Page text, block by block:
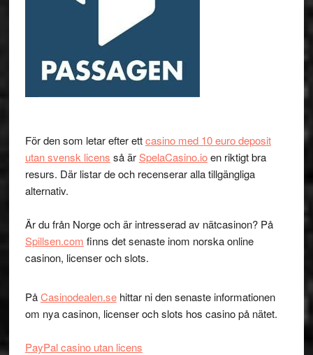
För den som letar efter ettcasino med 10 euro deposit
utan svensk licens så ärSpelaCasino.ioen riktigt bra
resurs. Där listar de och recenserar alla tillgängliga
alternativ.
Är du från Norge och är intresserad av nätcasinon? På
Spillsen.com finns det senaste inom norska online
casinon, licenser och slots.
PåCasinodealen.sehittar ni den senaste informationen
om nya casinon, licenser och slots hos casino på nätet.
PayPal casino utan licens